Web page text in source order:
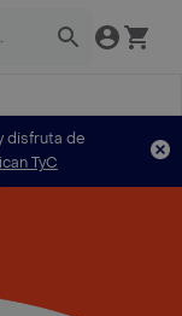
disfruta de
TyC